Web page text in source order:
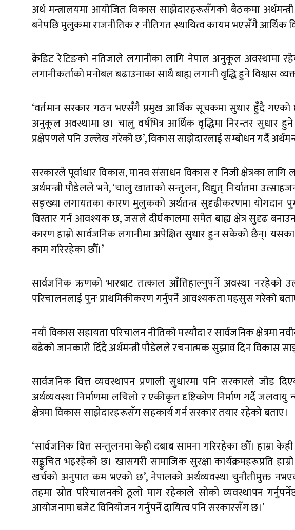
अर्थ मन्त्रालयमा आयोजित विकास साझेदारहरूसँगको बैठकमा
बनेपछि मुलुकमा राजनीतिक र नीतिगत स्थायित्व कायम भएसँगै आर्थिक
क्रेडिट रेटिङको नतिजाले लगानीका लागि नेपाल अनुकूल अवस्थामा
लगानीकर्ताको मनोबल बढाउनाका साथै बाह्य लगानी वृद्धि हुने विश्वास
‘वर्तमान सरकार गठन भएसँगै प्रमुख आर्थिक सूचकमा सुधार हुँदै गएको
अनुकूल अवस्थामा छ। चालु वर्षभित्र आर्थिक वृद्धिमा निरन्तर
प्रक्षेपणले पनि उल्लेख गरेको छ’, विकास साझेदारलाई सम्बोधन गर्दै
सरकारले पूर्वाधार विकास, मानव संसाधन विकास र निजी क्षेत्रका लागि
अर्थमन्त्री पौडेलले भने, ‘चालु खाताको सन्तुलन, विद्युत् निर्यातमा
सङ्ख्या लगायतका कारण मुलुकको अर्थतन्त्र सुदृढीकरणमा योगदान पुग्दै
विस्तार गर्न आवश्यक छ, जसले दीर्घकालमा समेत बाह्य क्षेत्र सुदृढ
कारण हाम्रो सार्वजनिक लगानीमा अपेक्षित सुधार हुन सकेको छैन्।
काम गरिरहेका छौँ।’
सार्वजनिक ऋणको भारबाट तत्काल आँत्तिहाल्नुपर्ने अवस्था
परिचालनलाई पुनः प्राथमिकीकरण गर्नुपर्ने आवश्यकता महसुस गरेको
नयाँ विकास सहायता परिचालन नीतिको मस्यौदा र सार्वजनिक क्षेत्रमा
बढेको जानकारी दिँदै अर्थमन्त्री पौडेलले रचनात्मक सुझाव दिन विकास
सार्वजनिक वित्त व्यवस्थापन प्रणाली सुधारमा पनि सरकारले जोड
अर्थव्यवस्था निर्माणमा लचिलो र एकीकृत दृष्टिकोण निर्माण गर्दै
क्षेत्रमा विकास साझेदारहरूसँग सहकार्य गर्न सरकार तयार रहेको बताए।
‘सार्वजनिक वित्त सन्तुलनमा केही दबाब सामना गरिरहेका छौँ। हाम्रा
सङ्कुचित भइरहेको छ। खासगरी सामाजिक सुरक्षा कार्यक्रमहरूप्रति
खर्चको अनुपात कम भएको छ’, नेपालको अर्थव्यवस्था चुनौतीमुक्त
तहमा स्रोत परिचालनको ठूलो माग रहेकाले सोको व्यवस्थापन
आयोजनामा बजेट विनियोजन गर्नुपर्ने दायित्व पनि सरकारसँग छ।’